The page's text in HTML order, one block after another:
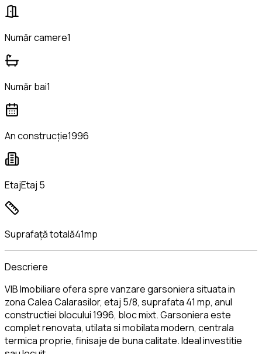
Număr camere1
Număr bai1
An construcție1996
EtajEtaj 5
Suprafață totală41mp
Descriere
VIB Imobiliare ofera spre vanzare garsoniera situata in
zona Calea Calarasilor, etaj 5/8, suprafata 41 mp, anul
constructiei blocului 1996, bloc mixt. Garsoniera este
complet renovata, utilata si mobilata modern, centrala
termica proprie, finisaje de buna calitate. Ideal investitie